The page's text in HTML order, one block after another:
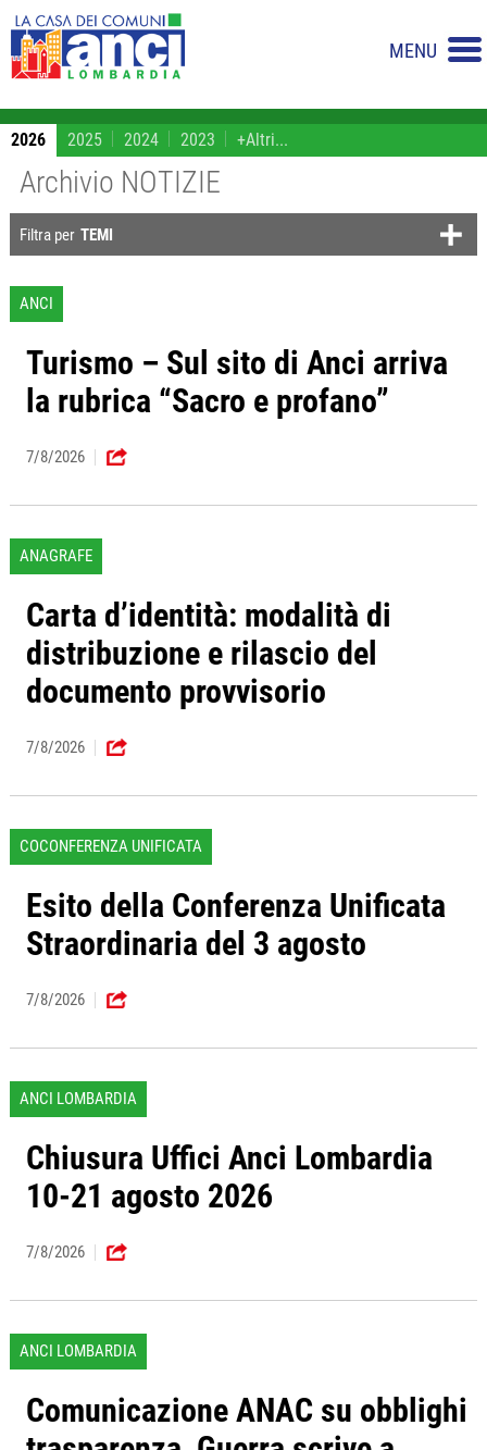
MENU
2026 2025 2024 2023 +Altri...
Archivio NOTIZIE
Filtra per TEMI
ANCI
Turismo – Sul sito di Anci arriva
la rubrica “Sacro e profano”
7/8/2026
ANAGRAFE
Carta d’identità: modalità di
distribuzione e rilascio del
documento provvisorio
7/8/2026
COCONFERENZA UNIFICATA
Esito della Conferenza Unificata
Straordinaria del 3 agosto
7/8/2026
ANCI LOMBARDIA
Chiusura Uffici Anci Lombardia
10-21 agosto 2026
7/8/2026
ANCI LOMBARDIA
Comunicazione ANAC su obblighi